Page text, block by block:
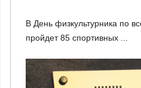
В День физкультурника по
пройдет 85 спортивных ...